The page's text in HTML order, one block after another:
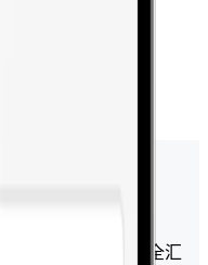
付？
轻点一下，即可安全汇